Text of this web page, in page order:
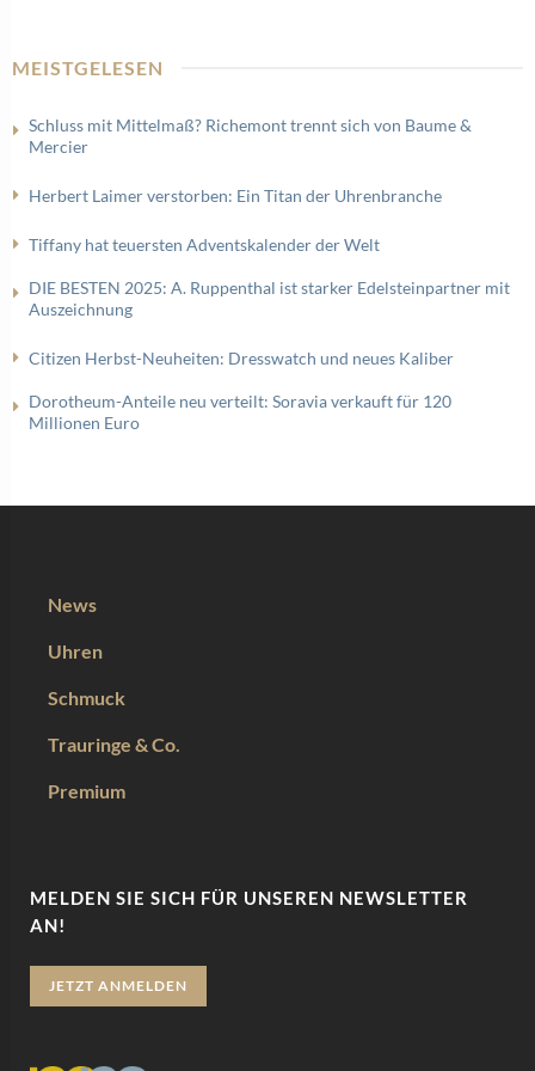
MEISTGELESEN
Schluss mit Mittelmaß? Richemont trennt sich von Baume &
Mercier
Herbert Laimer verstorben: Ein Titan der Uhrenbranche
Tiffany hat teuersten Adventskalender der Welt
DIE BESTEN 2025: A. Ruppenthal ist starker Edelsteinpartner mit
Auszeichnung
Citizen Herbst-Neuheiten: Dresswatch und neues Kaliber
Dorotheum-Anteile neu verteilt: Soravia verkauft für 120
Millionen Euro
News
Uhren
Schmuck
Trauringe & Co.
Premium
MELDEN SIE SICH FÜR UNSEREN NEWSLETTER
AN!
JETZT ANMELDEN